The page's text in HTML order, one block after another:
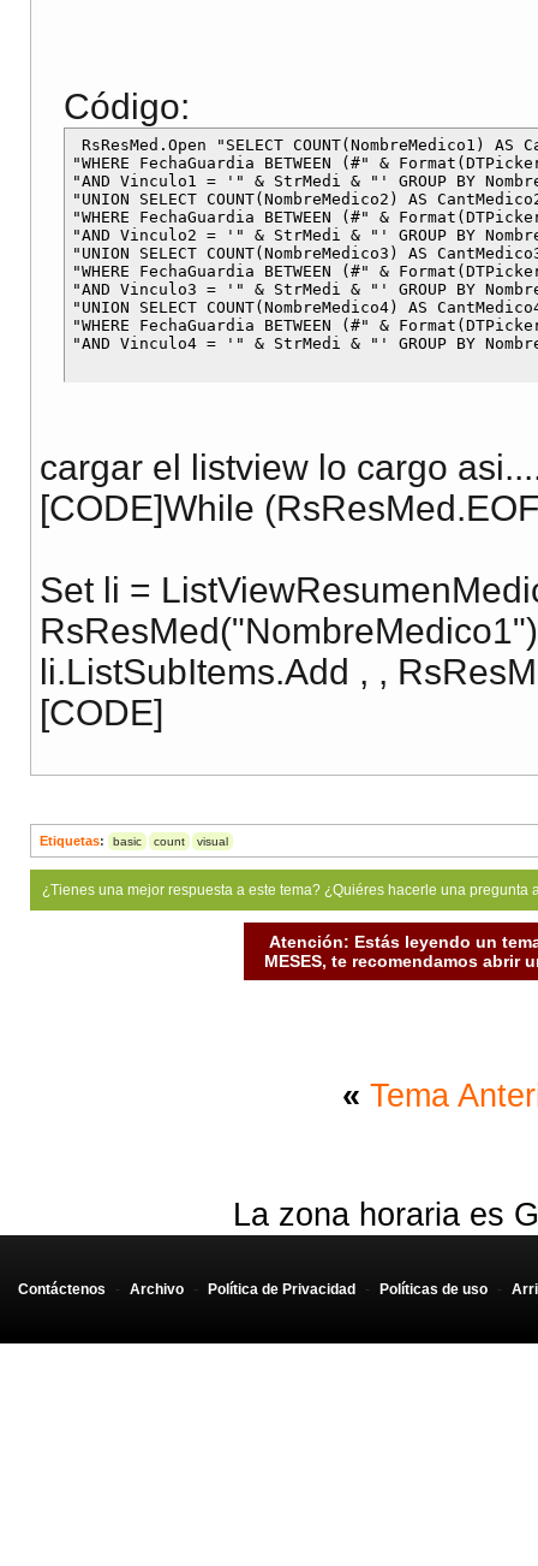
Código:
RsResMed.Open "SELECT COUNT(NombreMedico1)
"WHERE FechaGuardia BETWEEN (#" &
"AND Vinculo1 = '" & StrMedi & "' GROUP BY
"UNION SELECT COUNT(NombreMedico2) AS
"WHERE FechaGuardia BETWEEN (#" &
"AND Vinculo2 = '" & StrMedi & "' GROUP BY
"UNION SELECT COUNT(NombreMedico3) AS
"WHERE FechaGuardia BETWEEN (#" &
"AND Vinculo3 = '" & StrMedi & "' GROUP BY
"UNION SELECT COUNT(NombreMedico4) AS
"WHERE FechaGuardia BETWEEN (#" &
cargar el listview lo cargo
[CODE]While
Set li =
li.ListSubItems.Add , ,
[CODE]
Etiquetas: basic count visual
¿Tienes una mejor respuesta a este tema? ¿Quiéres hacerle una
Atención: Estás leyendo un
MESES, te recomendamos abrir
« Tema
La zona horaria es
Contáctenos - Archivo - Política de Privacidad - Políticas de uso -